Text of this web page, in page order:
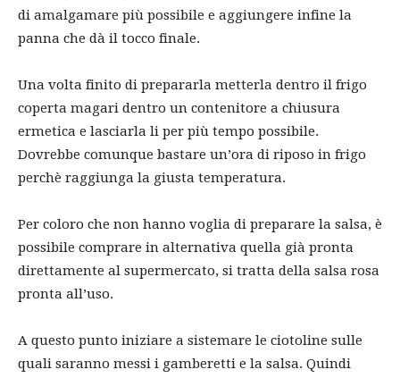
di amalgamare più possibile e aggiungere infine la
panna che dà il tocco finale.
Una volta finito di prepararla metterla dentro il frigo
coperta magari dentro un contenitore a chiusura
ermetica e lasciarla li per più tempo possibile.
Dovrebbe comunque bastare un’ora di riposo in frigo
perchè raggiunga la giusta temperatura.
Per coloro che non hanno voglia di preparare la salsa, è
possibile comprare in alternativa quella già pronta
direttamente al supermercato, si tratta della salsa rosa
pronta all’uso.
A questo punto iniziare a sistemare le ciotoline sulle
quali saranno messi i gamberetti e la salsa. Quindi